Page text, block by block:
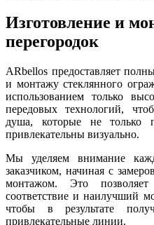
Изготовление и
перегородок
ARbellos предоставляет
и монтажу стеклянного
использованием только
передовых технологий,
душа, которые не
привлекательны визуально.
Мы уделяем внимание
заказчиком, начиная с
монтажом. Это
соответствие и наилучший
чтобы в результате
привлекательные линии.